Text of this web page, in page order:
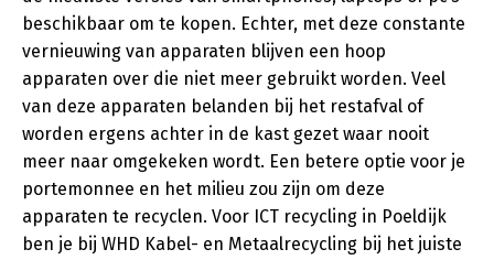
beschikbaar om te kopen. Echter, met deze constante
vernieuwing van apparaten blijven een hoop
apparaten over die niet meer gebruikt worden. Veel
van deze apparaten belanden bij het restafval of
worden ergens achter in de kast gezet waar nooit
meer naar omgekeken wordt. Een betere optie voor je
portemonnee en het milieu zou zijn om deze
apparaten te recyclen. Voor ICT recycling in Poeldijk
ben je bij WHD Kabel- en Metaalrecycling bij het juiste